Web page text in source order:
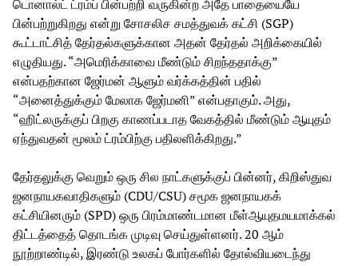
டொனால்ட் ட்ரம்ப் பின்பற்றி வருகின்ற அதே பாதையையே
பின்பற்றுகிறது என்று சோசலிச சமத்துவக் கட்சி (SGP)
கூட்டாட்சித் தேர்தல்களுக்கான அதன் தேர்தல் அறிக்கையில்
எழுதியது. “அமெரிக்காவை மீண்டும் சிறந்ததாக்கு”
என்பதற்கான ஜேர்மன் ஆளும் வர்க்கத்தின் பதில்
“அனைத்துக்கும் மேலாக ஜேர்மனி” என்பதாகும். அது,
“ஹிட்லருக்குப் பிறகு காணப்படாத வேகத்தில் மீண்டும் ஆயுதம்
ஏந்துவதன் மூலம் ட்ரம்பிற்கு பதிலளிக்கிறது.”
தேர்தலுக்கு வெறும் ஒரு சில நாட்களுக்குப் பின்னர், கிறிஸ்துவ
ஜனநாயகவாதிகளும் (CDU/CSU) சமூக ஜனநாயகக்
கட்சியினரும் (SPD) ஒரு பிரம்மாண்டமான மீள்ஆயுதமயமாக்கல்
திட்டத்தைத் தொடங்க முடிவு செய்துள்ளனர். 20 ஆம்
நூற்றாண்டில், இரண்டு உலகப் போர்களில் தோல்வியடைந்து